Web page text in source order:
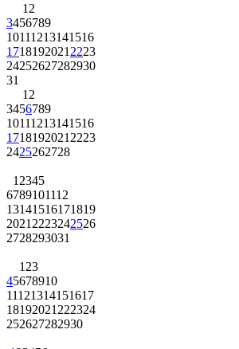
1 2
3456789
10111213141516
1718192021 2223
24252627282930
31
1 2
3456789
10111213141516
1718192021 2223
2425262728
1 2345
6789101112
13141516171819
2021 2223242526
2728293031
1 23
45678910
11121314151617
18192021 222324
252627282930